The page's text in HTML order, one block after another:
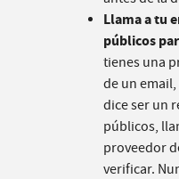
Llama a tu
públicos
tienes una
de un
dice ser un
públicos,
proveedor
verificar.